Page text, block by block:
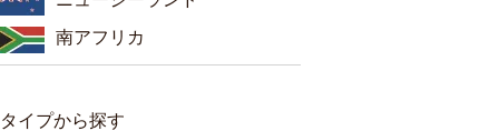
南アフリカ
タイプから探す